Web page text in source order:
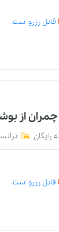
قابل رزرو است.
چمران از
رایگان
قابل رزرو است.